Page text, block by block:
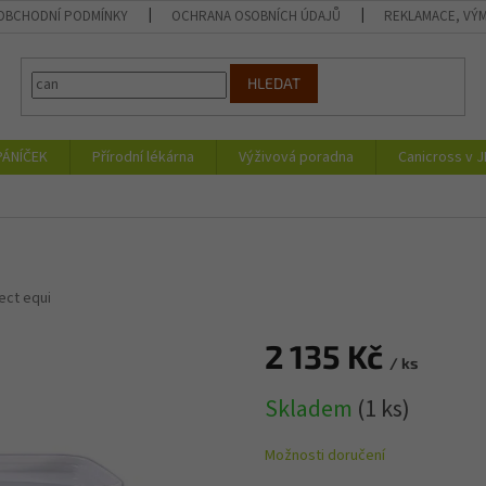
PODMÍNKY OCHRANA OSOBNÍCH ÚDAJŮ REKLAMACE,
HLEDAT
Přírodní lékárna Výživová poradna Canicross v
equi
2 135 Kč / ks
cena:
Skladem (1 ks)
Možnosti doručení